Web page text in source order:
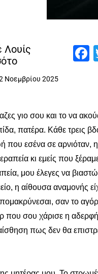
Λουίς
Νοεμβρίου 2025
γιο σου και το να
πατέρα. Κάθε τρεις
που εσένα σε αρνιόταν,
κι εμείς που
μου έλεγες να
η αίθουσα αναμονής
σαν το
που σου χάρισε η
πως δεν θα